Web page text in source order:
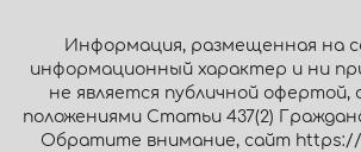
Информация, размещенная на
информационный характер и ни при
не является публичной офертой,
положениями Статьи 437(2)
Обратите внимание, сайт https://